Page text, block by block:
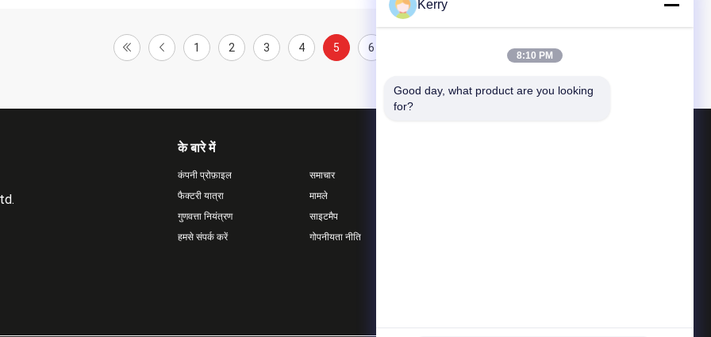
1 2 3 4 5 6
के बारे में
कंपनी प्रोफ़ाइल
फैक्टरी यात्रा
गुणवत्ता नियंत्रण
हमसे संपर्क करें
समाचार
मामले
साइटमैप
गोपनीयता नीति
Kerry
8:10 PM
Good day, what product are you looking
for?